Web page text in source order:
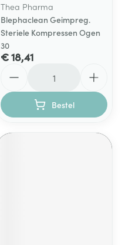
Thea Pharma
Blephaclean Geimpreg.
Steriele Kompressen Ogen
30
€ 18,41
Bestel